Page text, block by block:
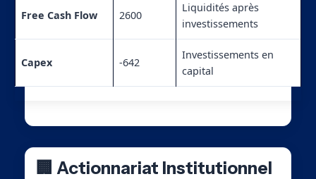
Free Cash Flow 2600
Liquidités après
investissements
Capex -642
Investissements en
capital
🏢 Actionnariat Institutionnel